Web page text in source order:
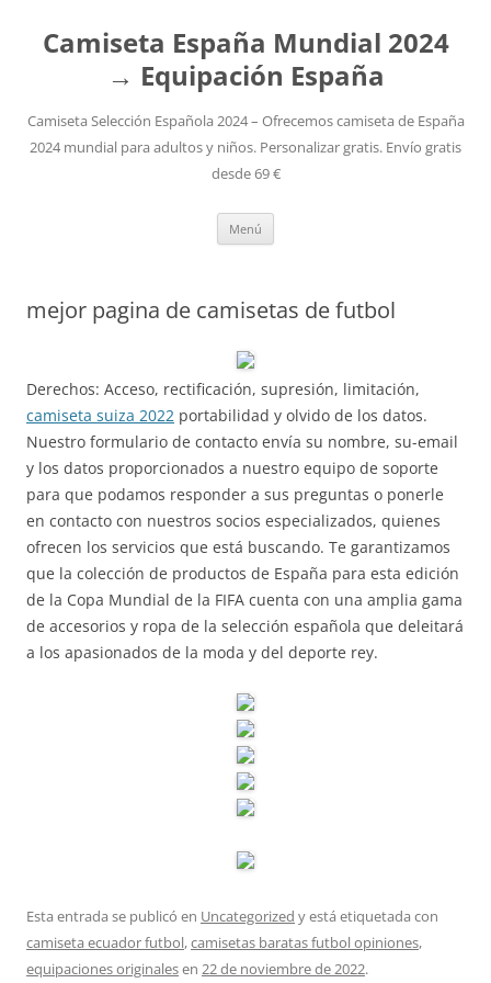
Camiseta España Mundial 2024
→ Equipación España
Camiseta Selección Española 2024 – Ofrecemos camiseta de España
2024 mundial para adultos y niños. Personalizar gratis. Envío gratis
desde 69 €
Menú
mejor pagina de camisetas de futbol
Derechos: Acceso, rectificación, supresión, limitación,
camiseta suiza 2022 portabilidad y olvido de los datos.
Nuestro formulario de contacto envía su nombre, su-email
y los datos proporcionados a nuestro equipo de soporte
para que podamos responder a sus preguntas o ponerle
en contacto con nuestros socios especializados, quienes
ofrecen los servicios que está buscando. Te garantizamos
que la colección de productos de España para esta edición
de la Copa Mundial de la FIFA cuenta con una amplia gama
de accesorios y ropa de la selección española que deleitará
a los apasionados de la moda y del deporte rey.
Esta entrada se publicó en Uncategorized y está etiquetada con
camiseta ecuador futbol,camisetas baratas futbol opiniones,
equipaciones originalesen 22 de noviembre de 2022.